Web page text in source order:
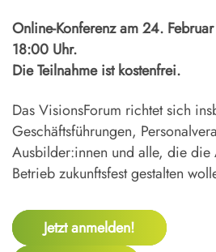
Online-Konferenz am 24.
18:00 Uhr.
Die Teilnahme ist kostenfrei.
Das VisionsForum richtet sich
Geschäftsführungen,
Ausbilder:innen und alle, die
Betrieb zukunftsfest gestalten
Jetzt anmelden!